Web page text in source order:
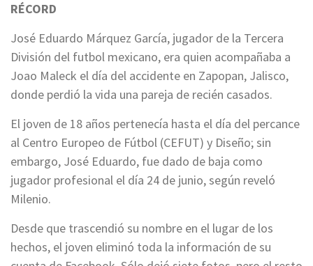
RÉCORD
José Eduardo Márquez García, jugador de la Tercera
División del futbol mexicano, era quien acompañaba a
Joao Maleck el día del accidente en Zapopan, Jalisco,
donde perdió la vida una pareja de recién casados.
El joven de 18 años pertenecía hasta el día del percance
al Centro Europeo de Fútbol (CEFUT) y Diseño; sin
embargo, José Eduardo, fue dado de baja como
jugador profesional el día 24 de junio, según reveló
Milenio.
Desde que trascendió su nombre en el lugar de los
hechos, el joven eliminó toda la información de su